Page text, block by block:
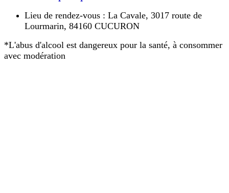
Lieu de rendez-vous : La Cavale, 3017 route de
Lourmarin, 84160 CUCURON
*L'abus d'alcool est dangereux pour la santé, à consommer
avec modération